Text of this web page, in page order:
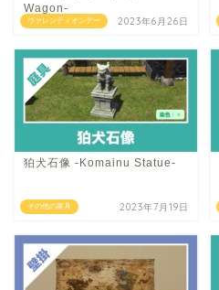
ヴァレンティオンデー
Wagon-
2023年6月26日
その他の家具
狛犬石像 -Komainu Statue-
2023年7月19日